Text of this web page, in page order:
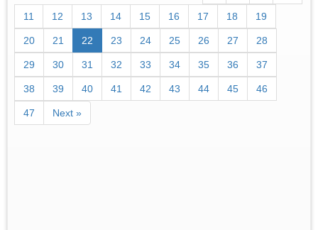
11 12 13 14 15 16 17 18 19
20 21 22 23 24 25 26 27 28
29 30 31 32 33 34 35 36 37
38 39 40 41 42 43 44 45 46
47 Next »